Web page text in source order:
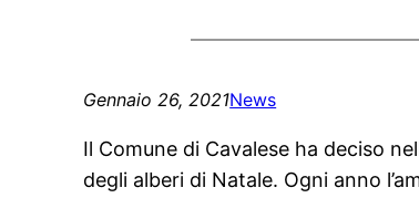
Gennaio 26, 2021News
Il Comune di Cavalese ha deciso
degli alberi di Natale. Ogni anno